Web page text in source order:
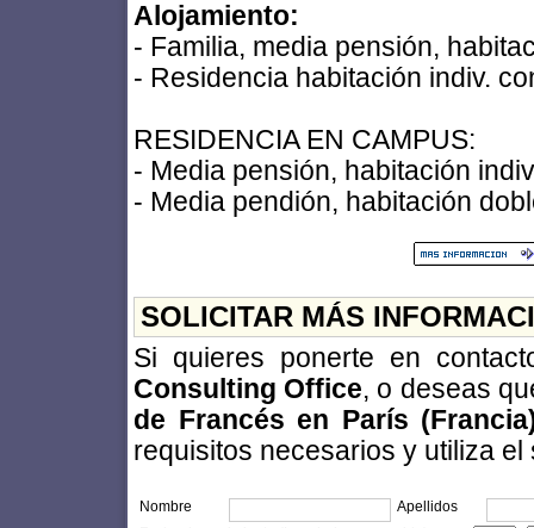
Alojamiento:
- Familia, media pensión,
- Residencia habitación indiv.
RESIDENCIA EN CAMPUS:
- Media pensión, habitación
- Media pendión, habitación
SOLICITAR MÁS
Si quieres ponerte en
Consulting Office, o deseas
de Francés en París
requisitos necesarios y utiliza el
Nombre
Apellidos